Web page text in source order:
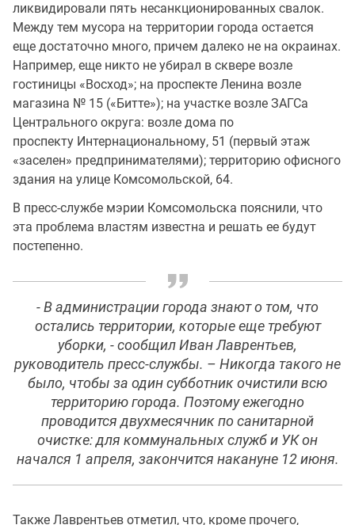
ликвидировали пять несанкционированных свалок.
Между тем мусора на территории города остается
еще достаточно много, причем далеко не на окраинах.
Например, еще никто не убирал в сквере возле
гостиницы «Восход»; на проспекте Ленина возле
магазина № 15 («Битте»); на участке возле ЗАГСа
Центрального округа: возле дома по
проспекту Интернациональному, 51 (первый этаж
«заселен» предпринимателями); территорию офисного
здания на улице Комсомольской, 64.
В пресс-службе мэрии Комсомольска пояснили, что
эта проблема властям известна и решать ее будут
постепенно.
- В администрации города знают о том, что
остались территории, которые еще требуют
уборки, - сообщил Иван Лаврентьев,
руководитель пресс-службы. – Никогда такого не
было, чтобы за один субботник очистили всю
территорию города. Поэтому ежегодно
проводится двухмесячник по санитарной
очистке: для коммунальных служб и УК он
начался 1 апреля, закончится накануне 12 июня.
Также Лаврентьев отметил, что, кроме прочего,